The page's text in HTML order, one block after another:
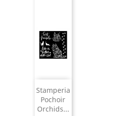
Stamperia
Pochoir
Orchids...